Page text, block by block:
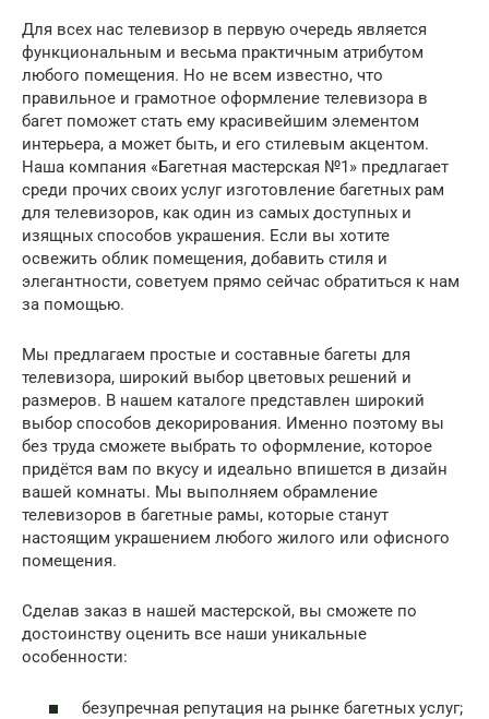
Для всех нас телевизор в первую очередь является
функциональным и весьма практичным атрибутом
любого помещения. Но не всем известно, что
правильное и грамотное оформление телевизора в
багет поможет стать ему красивейшим элементом
интерьера, а может быть, и его стилевым акцентом.
Наша компания «Багетная мастерская №1» предлагает
среди прочих своих услуг изготовление багетных рам
для телевизоров, как один из самых доступных и
изящных способов украшения. Если вы хотите
освежить облик помещения, добавить стиля и
элегантности, советуем прямо сейчас обратиться к нам
за помощью.
Мы предлагаем простые и составные багеты для
телевизора, широкий выбор цветовых решений и
размеров. В нашем каталоге представлен широкий
выбор способов декорирования. Именно поэтому вы
без труда сможете выбрать то оформление, которое
придётся вам по вкусу и идеально впишется в дизайн
вашей комнаты. Мы выполняем обрамление
телевизоров в багетные рамы, которые станут
настоящим украшением любого жилого или офисного
помещения.
Сделав заказ в нашей мастерской, вы сможете по
достоинству оценить все наши уникальные
особенности:
безупречная репутация на рынке багетных услуг;